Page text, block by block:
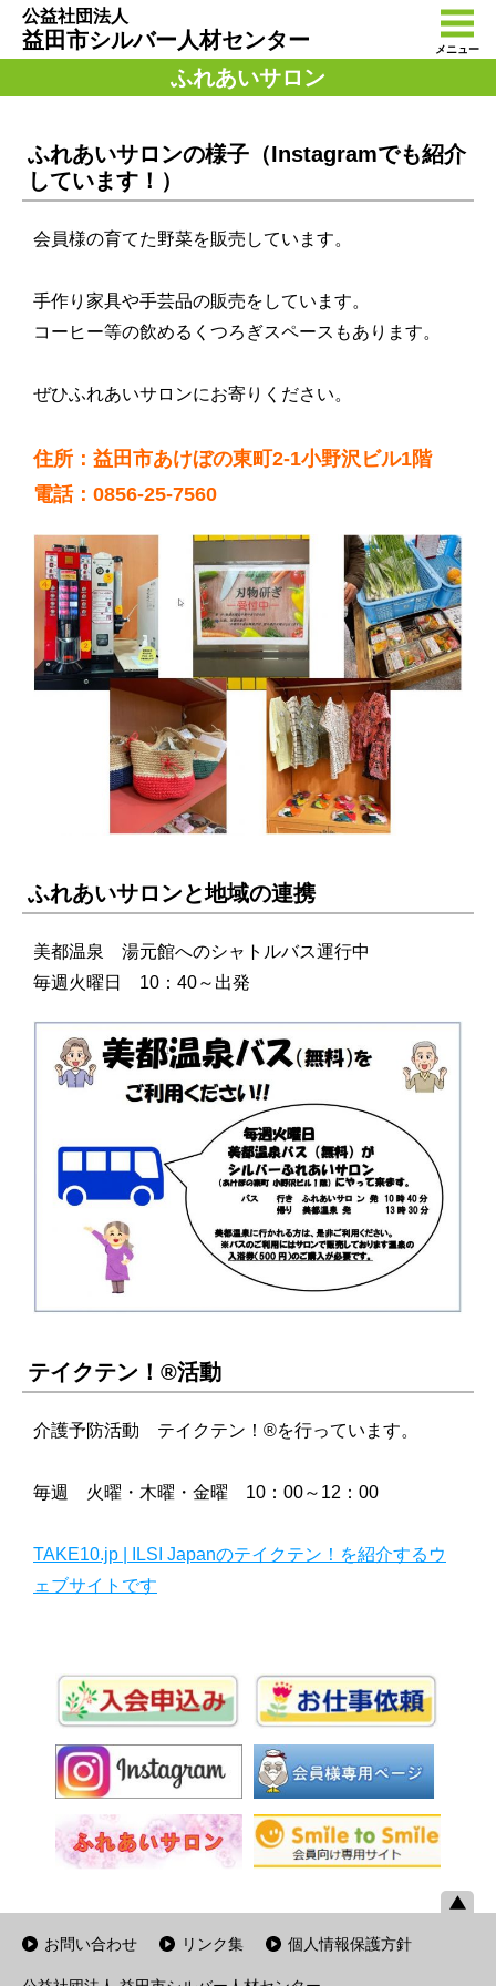
公益社団法人
益田市シルバー人材センター メニュー
ふれあいサロン
ふれあいサロンの様子（Instagramでも紹介
しています！）
会員様の育てた野菜を販売しています。
手作り家具や手芸品の販売をしています。
コーヒー等の飲めるくつろぎスペースもあります。
ぜひふれあいサロンにお寄りください。
住所：益田市あけぼの東町2-1小野沢ビル1階
電話：0856-25-7560
ふれあいサロンと地域の連携
美都温泉 湯元館へのシャトルバス運行中
毎週火曜日 10：40～出発
テイクテン！®活動
介護予防活動 テイクテン！®を行っています。
毎週 火曜・木曜・金曜 10：00～12：00
TAKE10.jp | ILSI Japanのテイクテン！を紹介するウ
ェブサイトです
お問い合わせ リンク集 個人情報保護方針